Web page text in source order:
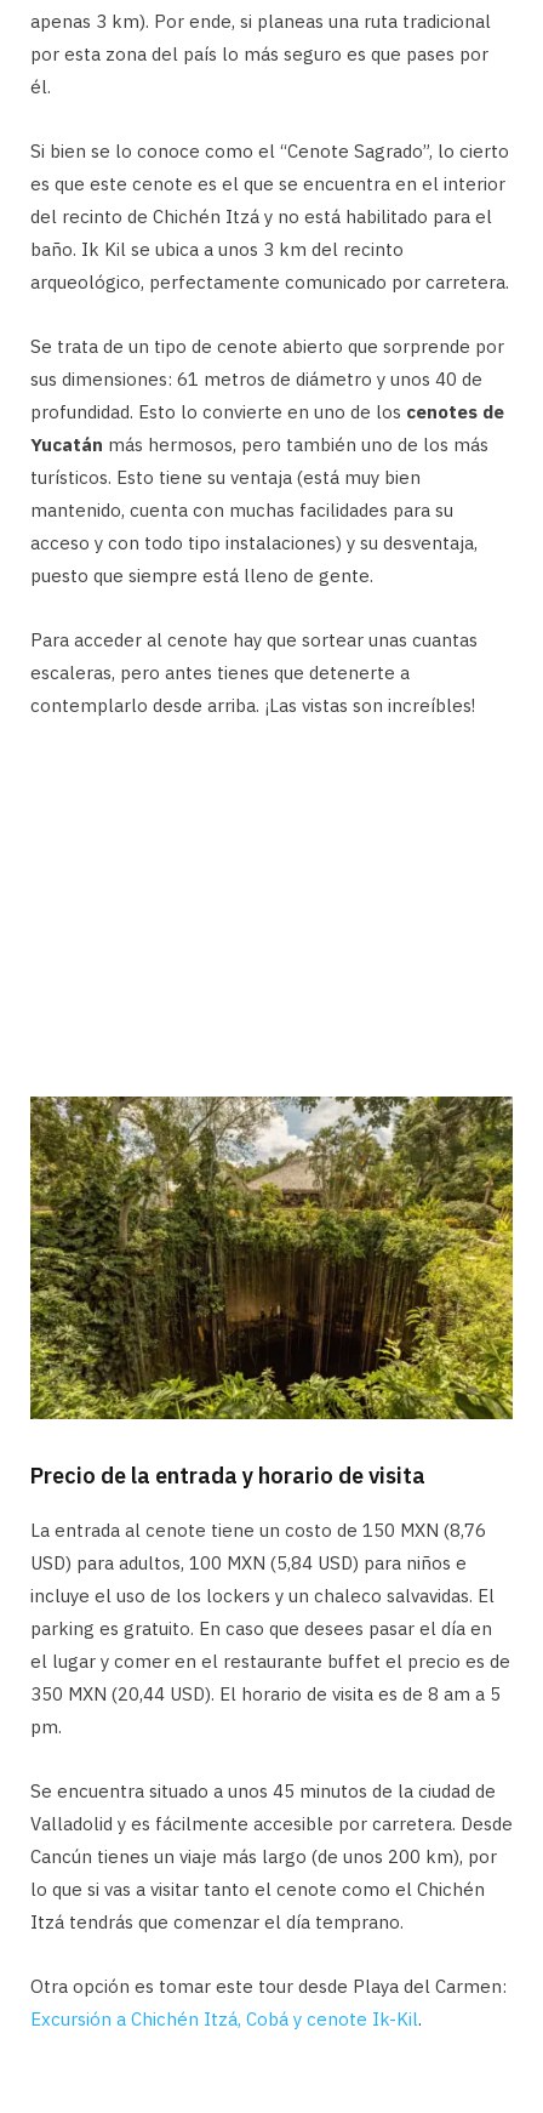
apenas 3 km). Por ende, si planeas una ruta tradicional
por esta zona del país lo más seguro es que pases por
él.
Si bien se lo conoce como el “Cenote Sagrado”, lo cierto
es que este cenote es el que se encuentra en el interior
del recinto de Chichén Itzá y no está habilitado para el
baño. Ik Kil se ubica a unos 3 km del recinto
arqueológico, perfectamente comunicado por carretera.
Se trata de un tipo de cenote abierto que sorprende por
sus dimensiones: 61 metros de diámetro y unos 40 de
profundidad. Esto lo convierte en uno de los cenotes de
Yucatán más hermosos, pero también uno de los más
turísticos. Esto tiene su ventaja (está muy bien
mantenido, cuenta con muchas facilidades para su
acceso y con todo tipo instalaciones) y su desventaja,
puesto que siempre está lleno de gente.
Para acceder al cenote hay que sortear unas cuantas
escaleras, pero antes tienes que detenerte a
contemplarlo desde arriba. ¡Las vistas son increíbles!
Precio de la entrada y horario de visita
La entrada al cenote tiene un costo de 150 MXN (8,76
USD) para adultos, 100 MXN (5,84 USD) para niños e
incluye el uso de los lockers y un chaleco salvavidas. El
parking es gratuito. En caso que desees pasar el día en
el lugar y comer en el restaurante buffet el precio es de
350 MXN (20,44 USD). El horario de visita es de 8 am a 5
pm.
Se encuentra situado a unos 45 minutos de la ciudad de
Valladolid y es fácilmente accesible por carretera. Desde
Cancún tienes un viaje más largo (de unos 200 km), por
lo que si vas a visitar tanto el cenote como el Chichén
Itzá tendrás que comenzar el día temprano.
Otra opción es tomar este tour desde Playa del Carmen:
Excursión a Chichén Itzá, Cobá y cenote Ik-Kil.